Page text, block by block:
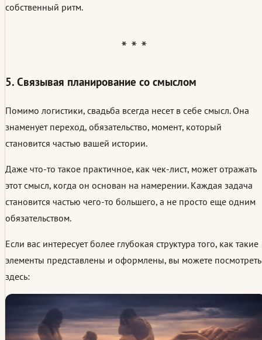
собственный ритм.
5. Связывая планирование со смыслом
Помимо логистики, свадьба всегда несет в себе смысл. Она
знаменует переход, обязательство, момент, который
становится частью вашей истории.
Даже что-то такое практичное, как чек-лист, может отражать
этот смысл, когда он основан на намерении. Каждая задача
становится частью чего-то большего, а не просто еще одним
обязательством.
Если вас интересует более глубокая структура того, как такие
элементы представлены и оформлены, вы можете посмотреть
здесь: